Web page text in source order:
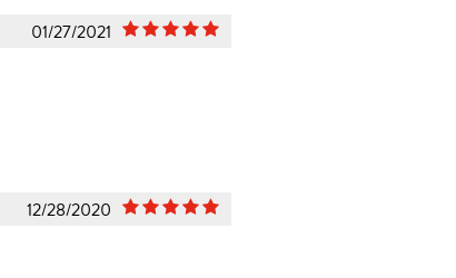
01/27/2021
12/28/2020